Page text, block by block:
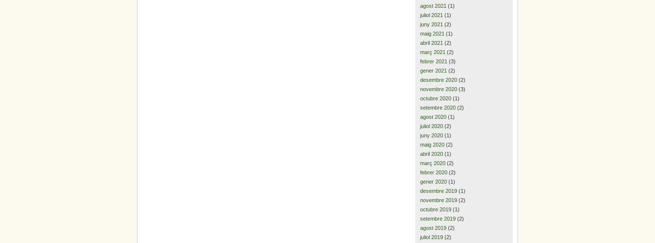
agost 2021 (1)
juliol 2021 (1)
juny 2021 (2)
maig 2021 (1)
abril 2021 (2)
març 2021 (2)
febrer 2021 (3)
gener 2021 (2)
desembre 2020 (2)
novembre 2020 (3)
octubre 2020 (1)
setembre 2020 (2)
agost 2020 (1)
juliol 2020 (2)
juny 2020 (1)
maig 2020 (2)
abril 2020 (1)
març 2020 (2)
febrer 2020 (2)
gener 2020 (1)
desembre 2019 (1)
novembre 2019 (2)
octubre 2019 (1)
setembre 2019 (2)
agost 2019 (2)
juliol 2019 (2)